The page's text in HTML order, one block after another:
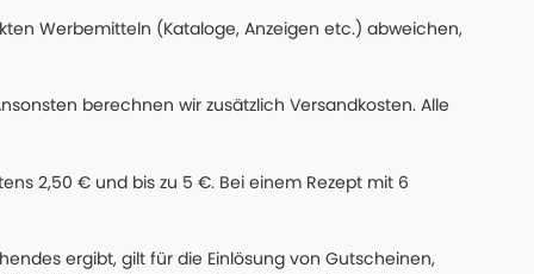
Werbemitteln (Kataloge, Anzeigen etc.) abweichen,
berechnen wir zusätzlich Versandkosten. Alle
2,50 € und bis zu 5 €. Bei einem Rezept mit 6
ergibt, gilt für die Einlösung von Gutscheinen,